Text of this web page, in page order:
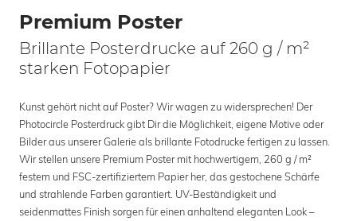
Premium Poster
Brillante Posterdrucke auf 260 g / m²
starken Fotopapier
Kunst gehört nicht auf Poster? Wir wagen zu widersprechen! Der
Photocircle Posterdruck gibt Dir die Möglichkeit, eigene Motive oder
Bilder aus unserer Galerie als brillante Fotodrucke fertigen zu lassen.
Wir stellen unsere Premium Poster mit hochwertigem, 260 g / m²
festem und FSC-zertifiziertem Papier her, das gestochene Schärfe
und strahlende Farben garantiert. UV-Beständigkeit und
seidenmattes Finish sorgen für einen anhaltend eleganten Look –